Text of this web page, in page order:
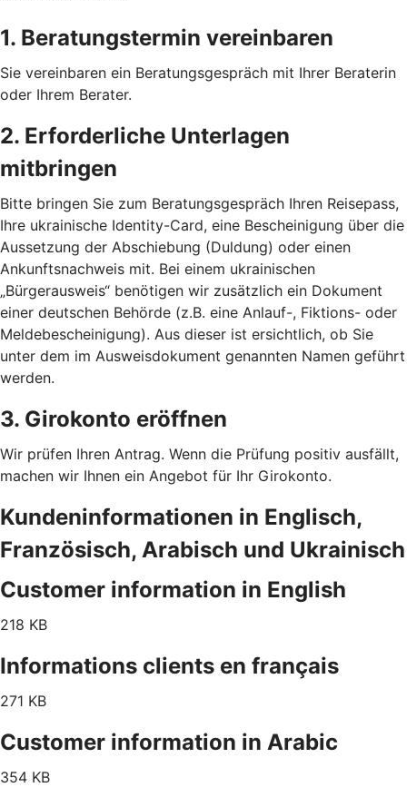
1. Beratungstermin vereinbaren
Sie vereinbaren ein Beratungsgespräch mit Ihrer Beraterin
oder Ihrem Berater.
2. Erforderliche Unterlagen
mitbringen
Bitte bringen Sie zum Beratungsgespräch Ihren Reisepass,
Ihre ukrainische Identity-Card, eine Bescheinigung über die
Aussetzung der Abschiebung (Duldung) oder einen
Ankunftsnachweis mit. Bei einem ukrainischen
„Bürgerausweis“ benötigen wir zusätzlich ein Dokument
einer deutschen Behörde (z.B. eine Anlauf-, Fiktions- oder
Meldebescheinigung). Aus dieser ist ersichtlich, ob Sie
unter dem im Ausweisdokument genannten Namen geführt
werden.
3. Girokonto eröffnen
Wir prüfen Ihren Antrag. Wenn die Prüfung positiv ausfällt,
machen wir Ihnen ein Angebot für Ihr Girokonto.
Kundeninformationen in Englisch,
Französisch, Arabisch und Ukrainisch
Customer information in English
218 KB
Informations clients en français
271 KB
Customer information in Arabic
354 KB